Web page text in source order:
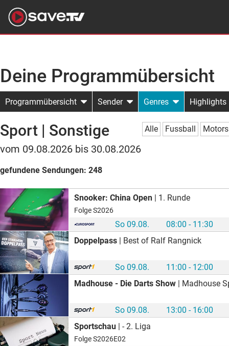
Deine Programmübersicht
Programmübersicht Sender Genres Highlights
Alle Fussball
Sport | Sonstige
vom 09.08.2026 bis 30.08.2026
gefundene Sendungen: 248
Snooker: China Open | 1. Runde
Folge S2026
So 09.08.
08:00 - 11:30
Doppelpass | Best of Ralf Rangnick
So 09.08.
11:00 - 12:00
Madhouse - Die Darts Show | Madhouse
So 09.08.
13:00 - 16:00
Sportschau | - 2. Liga
Folge S2026E02